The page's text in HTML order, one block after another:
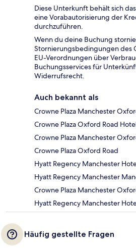
Diese Unterkunft behält sich
eine Vorabautorisierung der
durchzuführen.
Wenn du deine Buchung
Stornierungsbedingungen des
EU-Verordnungen über
Buchungsservices für
Widerrufsrecht.
Auch bekannt als
Crowne Plaza Manchester
Crowne Plaza Oxford Road
Crowne Plaza Manchester
Crowne Plaza Oxford Road
Hyatt Regency Manchester
Hyatt Regency Manchester
Crowne Plaza Manchester
Hyatt Regency Manchester
Häufig gestellte Fragen